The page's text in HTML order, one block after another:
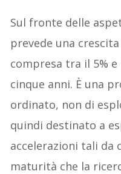
Sul fronte delle
prevede una
compresa tra il 5%
cinque anni. È una
ordinato, non di
quindi destinato a
accelerazioni tali da
maturità che la